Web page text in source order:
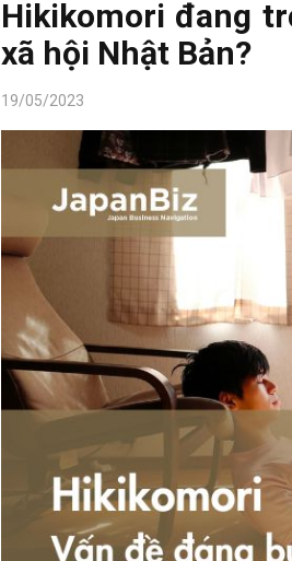
Hikikomori đang
xã hội Nhật Bản?
19/05/2023